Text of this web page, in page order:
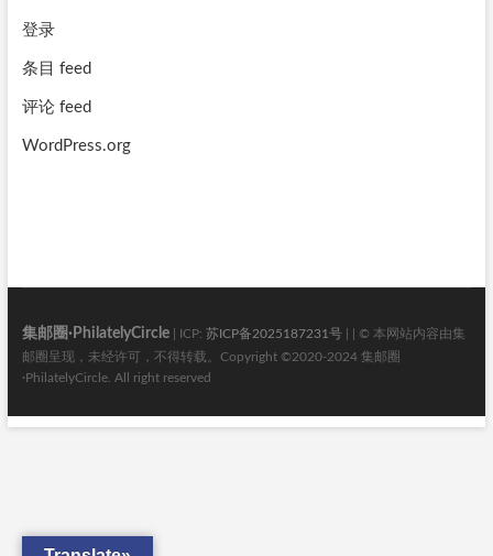
登录
条目 feed
评论 feed
WordPress.org
集邮圈·PhilatelyCircle| ICP: 苏ICP备2025187231号| | © 本网站内容由集
邮圈呈现，未经许可，不得转载。Copyright ©2020-2024 集邮圈
·PhilatelyCircle. All right reserved